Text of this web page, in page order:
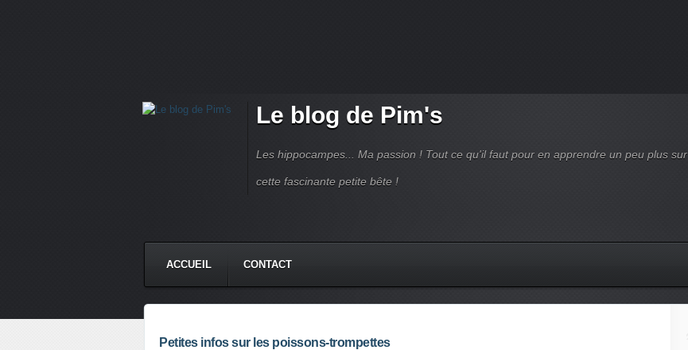
Le blog de Pim's
Les hippocampes... Ma passion ! Tout ce qu'il faut pour en apprendre un peu plus sur
cette fascinante petite bête !
ACCUEIL CONTACT
Petites infos sur les poissons-trompettes